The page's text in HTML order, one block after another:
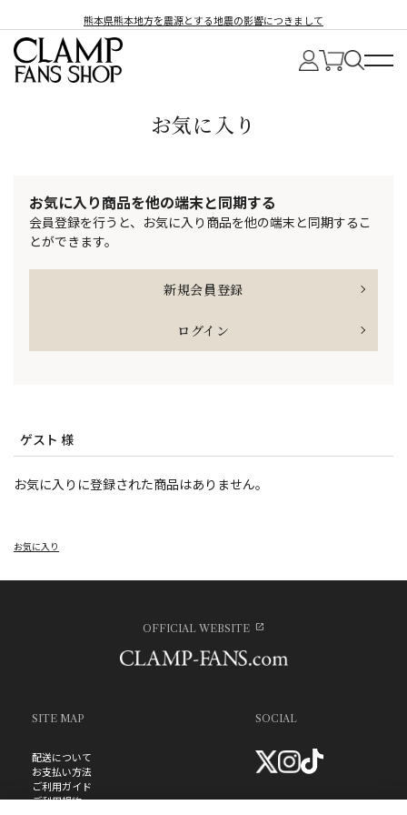
熊本県熊本地方を震源とする地震の影響につきまして
お気に入り
お気に入り商品を他の端末と同期する
会員登録を行うと、お気に入り商品を他の端末と同期するこ
とができます。
新規会員登録
ログイン
ゲスト 様
お気に入りに登録された商品はありません。
お気に入り
OFFICIAL WEBSITE
SITE MAP
配送について
お支払い方法
ご利用ガイド
ご利用規約
SOCIAL